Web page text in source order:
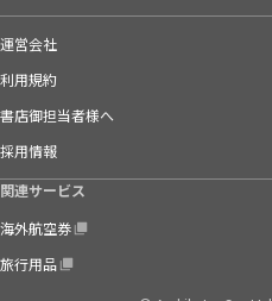
運営会社
利用規約
書店御担当者様へ
採用情報
関連サービス
海外航空券
旅行用品